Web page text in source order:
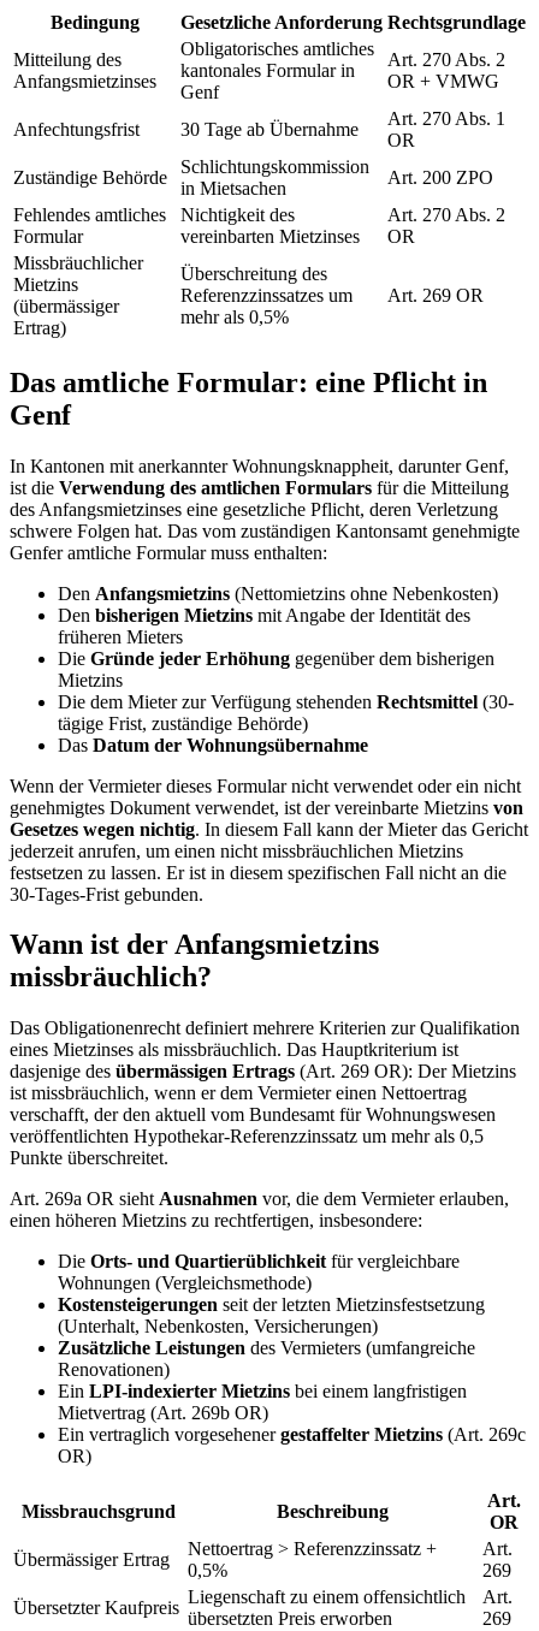
Bedingung Gesetzliche Anforderung Rechtsgrundlage
Mitteilung des
Anfangsmietzinses
Obligatorisches amtliches
kantonales Formular in
Genf
Art. 270 Abs. 2
OR + VMWG
Anfechtungsfrist 30 Tage ab Übernahme
Art. 270 Abs. 1
OR
Zuständige Behörde
Schlichtungskommission
in Mietsachen
Art. 200 ZPO
Fehlendes amtliches
Formular
Nichtigkeit des
vereinbarten Mietzinses
Art. 270 Abs. 2
OR
Missbräuchlicher
Mietzins
(übermässiger
Ertrag)
Überschreitung des
Referenzzinssatzes um
mehr als 0,5%
Art. 269 OR
Das amtliche Formular: eine Pflicht in
Genf
In Kantonen mit anerkannter Wohnungsknappheit, darunter Genf,
ist die Verwendung des amtlichen Formulars für die Mitteilung
des Anfangsmietzinses eine gesetzliche Pflicht, deren Verletzung
schwere Folgen hat. Das vom zuständigen Kantonsamt genehmigte
Genfer amtliche Formular muss enthalten:
Den Anfangsmietzins (Nettomietzins ohne Nebenkosten)
Den bisherigen Mietzins mit Angabe der Identität des
früheren Mieters
Die Gründe jeder Erhöhung gegenüber dem bisherigen
Mietzins
Die dem Mieter zur Verfügung stehenden Rechtsmittel (30-
tägige Frist, zuständige Behörde)
Das Datum der Wohnungsübernahme
Wenn der Vermieter dieses Formular nicht verwendet oder ein nicht
genehmigtes Dokument verwendet, ist der vereinbarte Mietzins von
Gesetzes wegen nichtig. In diesem Fall kann der Mieter das Gericht
jederzeit anrufen, um einen nicht missbräuchlichen Mietzins
festsetzen zu lassen. Er ist in diesem spezifischen Fall nicht an die
30-Tages-Frist gebunden.
Wann ist der Anfangsmietzins
missbräuchlich?
Das Obligationenrecht definiert mehrere Kriterien zur Qualifikation
eines Mietzinses als missbräuchlich. Das Hauptkriterium ist
dasjenige des übermässigen Ertrags (Art. 269 OR): Der Mietzins
ist missbräuchlich, wenn er dem Vermieter einen Nettoertrag
verschafft, der den aktuell vom Bundesamt für Wohnungswesen
veröffentlichten Hypothekar-Referenzzinssatz um mehr als 0,5
Punkte überschreitet.
Art. 269a OR sieht Ausnahmen vor, die dem Vermieter erlauben,
einen höheren Mietzins zu rechtfertigen, insbesondere:
Die Orts- und Quartierüblichkeit für vergleichbare
Wohnungen (Vergleichsmethode)
Kostensteigerungen seit der letzten Mietzinsfestsetzung
(Unterhalt, Nebenkosten, Versicherungen)
Zusätzliche Leistungen des Vermieters (umfangreiche
Renovationen)
Ein LPI-indexierter Mietzins bei einem langfristigen
Mietvertrag (Art. 269b OR)
Ein vertraglich vorgesehenergestaffelter Mietzins (Art. 269c
OR)
Missbrauchsgrund Beschreibung
Art.
OR
Übermässiger Ertrag
Nettoertrag > Referenzzinssatz +
0,5%
Art.
269
Übersetzter Kaufpreis
Liegenschaft zu einem offensichtlich
übersetzten Preis erworben
Art.
269